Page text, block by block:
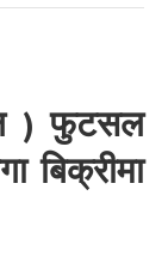
)फुटसल
बिक्रीमा